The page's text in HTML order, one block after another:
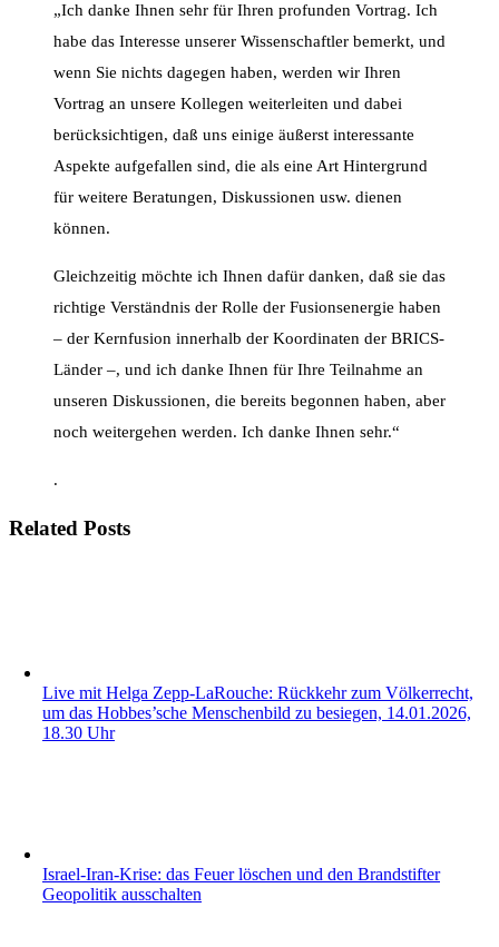
„Ich danke Ihnen sehr für Ihren profunden Vortrag. Ich
habe das Interesse unserer Wissenschaftler bemerkt, und
wenn Sie nichts dagegen haben, werden wir Ihren
Vortrag an unsere Kollegen weiterleiten und dabei
berücksichtigen, daß uns einige äußerst interessante
Aspekte aufgefallen sind, die als eine Art Hintergrund
für weitere Beratungen, Diskussionen usw. dienen
können.
Gleichzeitig möchte ich Ihnen dafür danken, daß sie das
richtige Verständnis der Rolle der Fusionsenergie haben
– der Kernfusion innerhalb der Koordinaten der BRICS-
Länder –, und ich danke Ihnen für Ihre Teilnahme an
unseren Diskussionen, die bereits begonnen haben, aber
noch weitergehen werden. Ich danke Ihnen sehr.“
.
Related Posts
Live mit Helga Zepp-LaRouche: Rückkehr zum Völkerrecht,
um das Hobbes’sche Menschenbild zu besiegen, 14.01.2026,
18.30 Uhr
Israel-Iran-Krise: das Feuer löschen und den Brandstifter
Geopolitik ausschalten